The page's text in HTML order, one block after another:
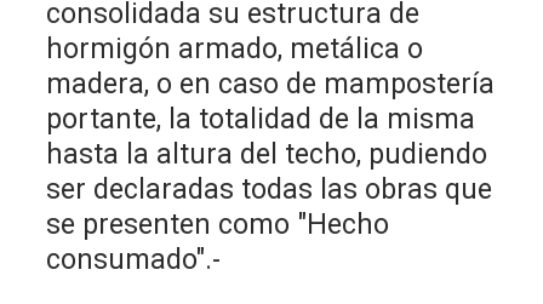
consolidada su estructura de
hormigón armado, metálica o
madera, o en caso de mampostería
portante, la totalidad de la misma
hasta la altura del techo, pudiendo
ser declaradas todas las obras que
se presenten como "Hecho
consumado".-